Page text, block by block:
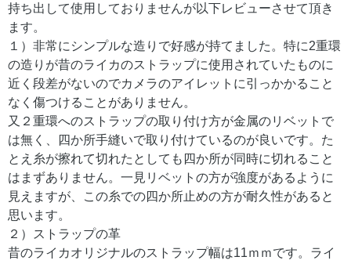
持ち出して使用しておりませんが以下レビューさせて頂き
ます。
１）非常にシンプルな造りで好感が持てました。特に2重環
の造りが昔のライカのストラップに使用されていたものに
近く段差がないのでカメラのアイレットに引っかかること
なく傷つけることがありません。
又２重環へのストラップの取り付け方が金属のリベットで
は無く、四か所手縫いで取り付けているのが良いです。た
とえ糸が擦れて切れたとしても四か所が同時に切れること
はまずありません。一見リベットの方が強度があるように
見えますが、この糸での四か所止めの方が耐久性があると
思います。
２）ストラップの革
昔のライカオリジナルのストラップ幅は11ｍｍです。ライ